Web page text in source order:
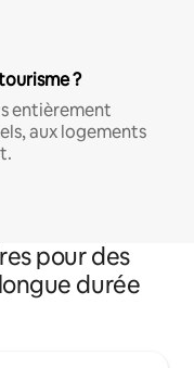
?
entièrement
aux logements
pour des
durée